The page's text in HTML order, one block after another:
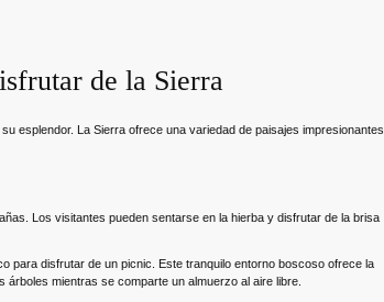
de la Sierra
esplendor. La Sierra ofrece una variedad de paisajes impresionantes
Los visitantes pueden sentarse en la hierba y disfrutar de la brisa
para disfrutar de un picnic. Este tranquilo entorno boscoso ofrece la
mientras se comparte un almuerzo al aire libre.